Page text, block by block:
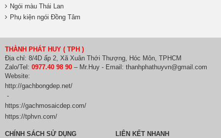
Ngói màu Thái Lan
Phụ kiện ngói Đồng Tâm
THÀNH PHÁT HUY ( TPH )
Địa chỉ: 8/4D ấp 2, Xã Xuân Thới Thượng, Hóc Môn, TPHCM
Zalo/Tel: 0977.40 98 90 – Mr.Huy - Email: thanhphathuyvn@gmail.com
Website:
http://gachbongdep.net/
-
https://gachmosaicdep.com/
https://tphvn.com/
CHÍNH SÁCH SỬ DỤNG LIÊN KẾT NHANH